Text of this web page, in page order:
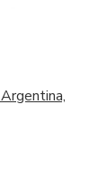
Argentina,